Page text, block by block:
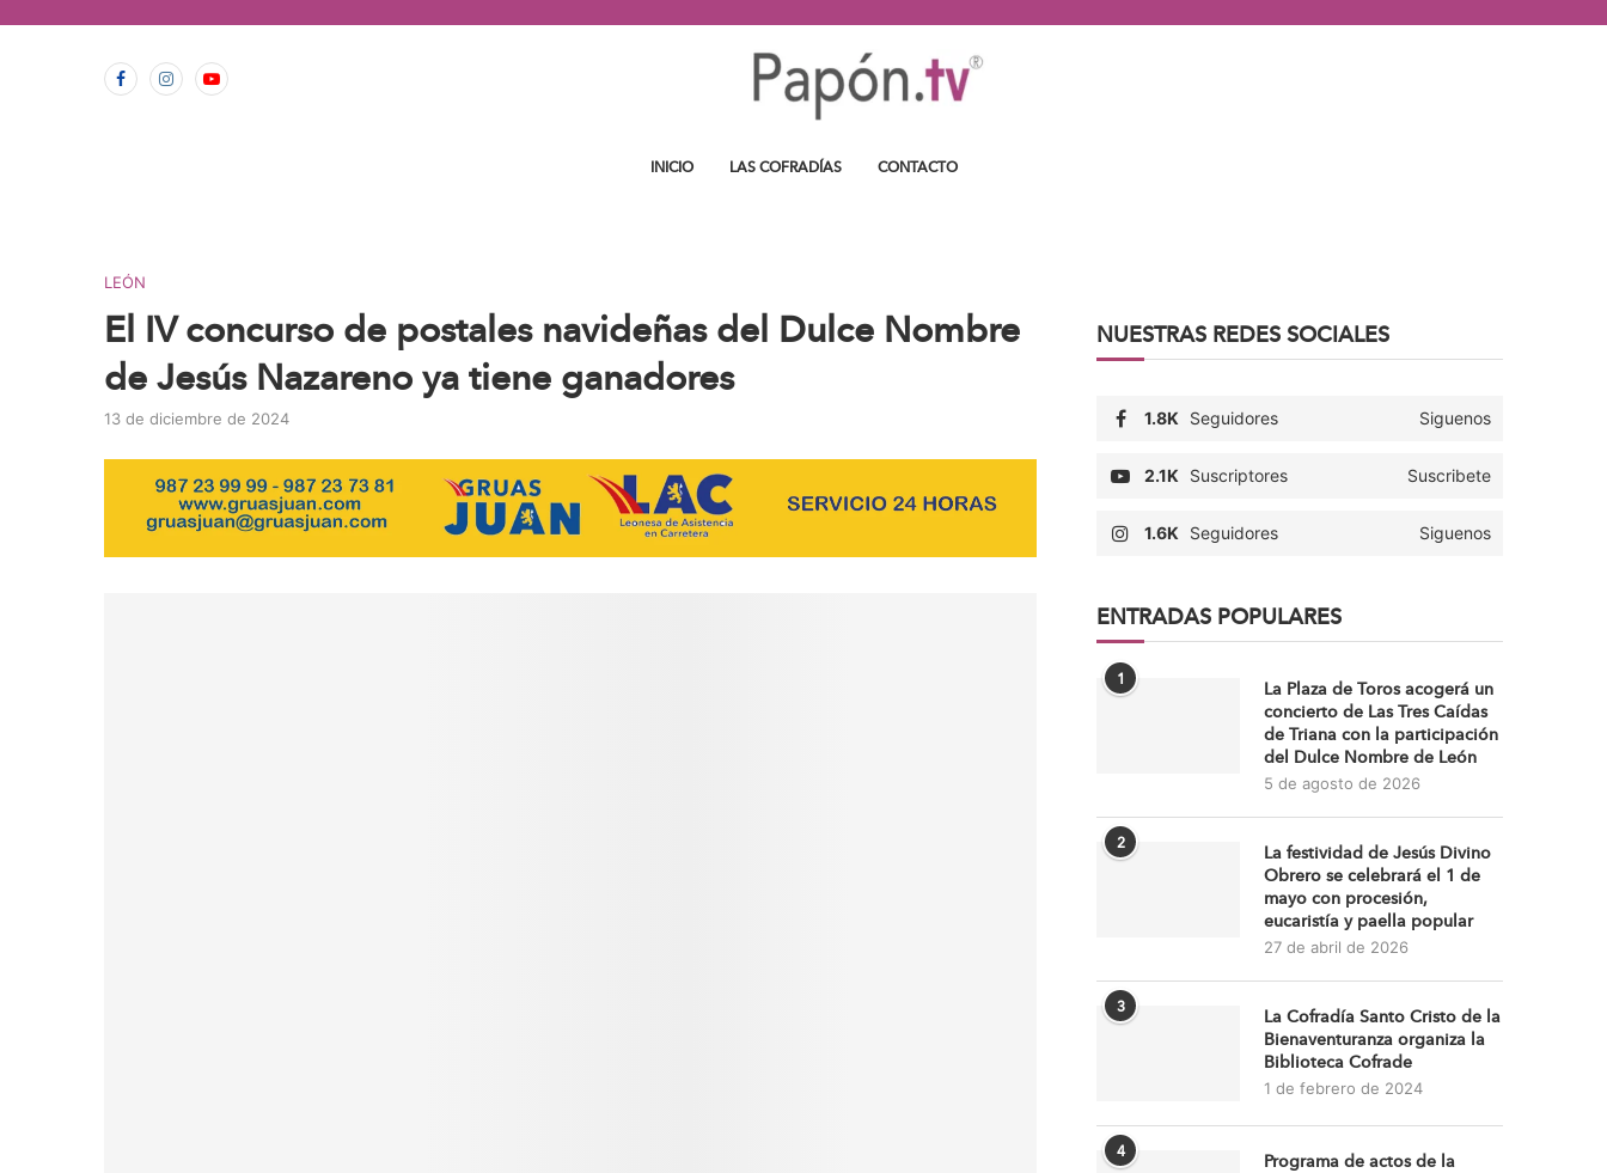
INICIO LAS COFRADÍAS CONTACTO
LEÓN
El IV concurso de postales navideñas del Dulce Nombre
de Jesús Nazareno ya tiene ganadores
13 de diciembre de 2024
NUESTRAS REDES SOCIALES
1.8K Seguidores Siguenos
2.1K Suscriptores Suscribete
1.6K Seguidores Siguenos
ENTRADAS POPULARES
1
La Plaza de Toros acogerá un
concierto de Las Tres Caídas
de Triana con la participación
del Dulce Nombre de León
5 de agosto de 2026
2
La festividad de Jesús Divino
Obrero se celebrará el 1 de
mayo con procesión,
eucaristía y paella popular
27 de abril de 2026
3
La Cofradía Santo Cristo de la
Bienaventuranza organiza la
Biblioteca Cofrade
1 de febrero de 2024
4
Programa de actos de la